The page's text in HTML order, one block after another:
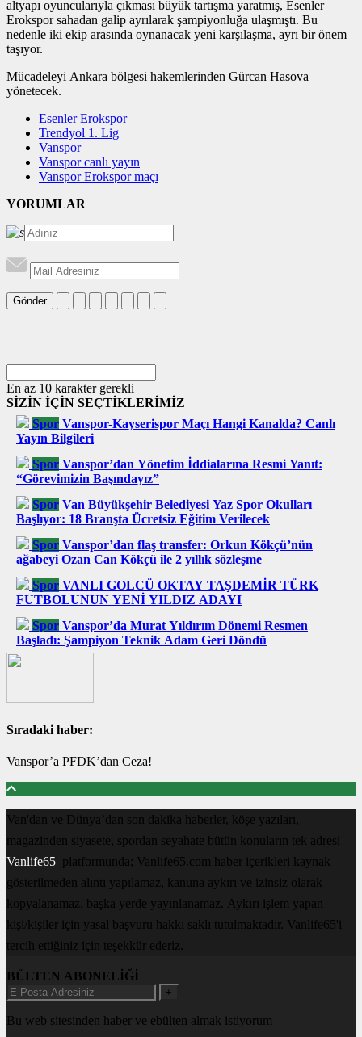
altyapı oyuncularıyla çıkması büyük tartışma yaratmış, Esenler
Erokspor sahadan galip ayrılarak şampiyonluğa ulaşmıştı. Bu
nedenle iki ekip arasında oynanacak yeni karşılaşma, ayrı bir önem
taşıyor.
Mücadeleyi Ankara bölgesi hakemlerinden Gürcan Hasova
yönetecek.
Esenler Erokspor
Trendyol 1. Lig
Vanspor
Vanspor canlı yayın
Vanspor Erokspor maçı
YORUMLAR
Gönder
En az 10 karakter gerekli
SİZİN İÇİN SEÇTİKLERİMİZ
Spor Vanspor-Kayserispor Maçı Hangi Kanalda? Canlı
Yayın Bilgileri
Spor Vanspor’dan Yönetim İddialarına Resmi Yanıt:
“Görevimizin Başındayız”
Spor Van Büyükşehir Belediyesi Yaz Spor Okulları
Başlıyor: 18 Branşta Ücretsiz Eğitim Verilecek
Spor Vanspor’dan flaş transfer: Orkun Kökçü’nün
ağabeyi Ozan Can Kökçü ile 2 yıllık sözleşme
Spor VANLI GOLCÜ OKTAY TAŞDEMİR TÜRK
FUTBOLUNUN YENİ YILDIZ ADAYI
Spor Vanspor’da Murat Yıldırım Dönemi Resmen
Başladı: Şampiyon Teknik Adam Geri Döndü
Sıradaki haber:
Vanspor’a PFDK’dan Ceza!
Van'dan ve Dünya’dan son dakika haberler, köşe yazıları,
magazinden siyasete, spordan seyahate bütün konuların tek adresi
Vanlife65 platformunda; Vanlife65.com haber içerikleri kaynak
gösterilmeden alıntı yapılamaz, kanuna aykırı ve izinsiz olarak
kopyalanamaz, başka yerde yayınlanamaz. Aykırı işlem yapan
kişi/kişiler için yasal başvuru hakkı saklı tutulmaktadır. Vanlife65'i
tercih ettiğiniz için teşekkür ederiz.
BÜLTEN ABONELİĞİ
+
Bu web sitesinden haber ve ebülten almak istiyorum